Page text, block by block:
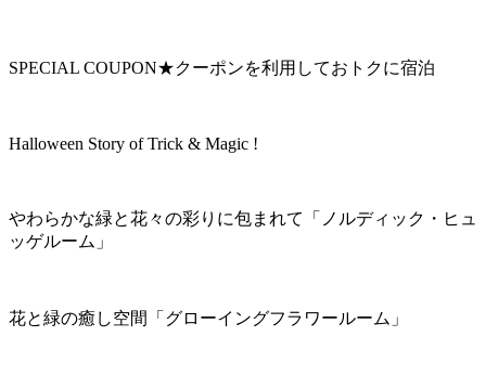
SPECIAL COUPON★クーポンを利用しておトクに宿泊
Halloween Story of Trick & Magic !
やわらかな緑と花々の彩りに包まれて「ノルディック・ヒュ
ッゲルーム」
花と緑の癒し空間「グローイングフラワールーム」